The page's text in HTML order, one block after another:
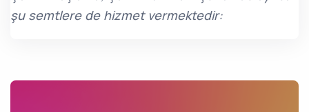
şu semtlere de hizmet vermektedir: